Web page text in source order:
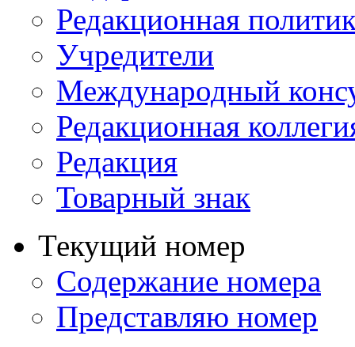
Редакционная
Учредители
Международный
Редакционная
Редакция
Товарный знак
Текущий номер
Содержание номера
Представляю номер